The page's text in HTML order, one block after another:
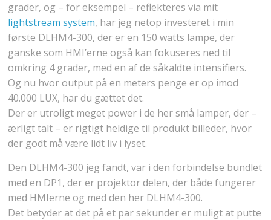
grader, og – for eksempel – reflekteres via mit
lightstream system, har jeg netop investeret i min
første DLHM4-300, der er en 150 watts lampe, der
ganske som HMI’erne også kan fokuseres ned til
omkring 4 grader, med en af de såkaldte intensifiers.
Og nu hvor output på en meters penge er op imod
40.000 LUX, har du gættet det.
Der er utroligt meget power i de her små lamper, der –
ærligt talt – er rigtigt heldige til produkt billeder, hvor
der godt må være lidt liv i lyset.
Den DLHM4-300 jeg fandt, var i den forbindelse bundlet
med en DP1, der er projektor delen, der både fungerer
med HMIerne og med den her DLHM4-300.
Det betyder at det på et par sekunder er muligt at putte